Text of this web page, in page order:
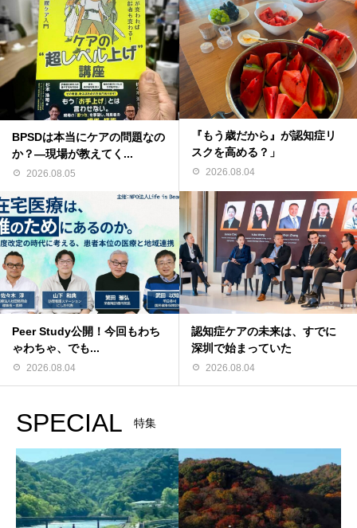
BPSDは本当にケアの問題なの
か？―現場が教えてく...
2026.08.05
『もう歳だから』が認知症リ
スクを高める？」
2026.08.04
Peer Study公開！今回もわち
ゃわちゃ、でも...
2026.08.04
認知症ケアの未来は、すでに
深圳で始まっていた
2026.08.04
SPECIAL 特集